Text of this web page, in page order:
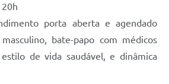
20h
porta aberta e agendado
bate-papo com médicos
de vida saudável, e dinâmica